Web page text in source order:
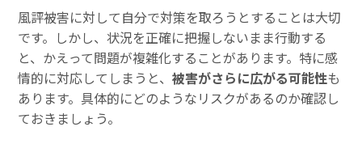
風評被害に対して自分で対策を取ろうとすることは大切
です。しかし、状況を正確に把握しないまま行動する
と、かえって問題が複雑化することがあります。特に感
情的に対応してしまうと、被害がさらに広がる可能性も
あります。具体的にどのようなリスクがあるのか確認し
ておきましょう。